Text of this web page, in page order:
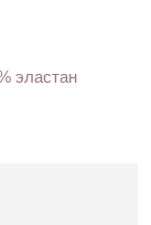
эластан